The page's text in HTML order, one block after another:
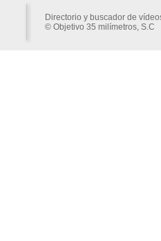
Directorio y buscador de
© Objetivo 35 milímetros, S.C